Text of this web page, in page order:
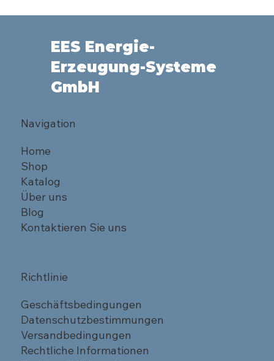
EES Energie-
Erzeugung-Systeme
GmbH
Navigation
Home
Shop
Katalog
Über uns
Blog
Kontaktieren Sie uns
Richtlinie
Geschäftsbedingungen
Datenschutzbestimmungen
Versandbedingungen
Rechtliche Informationen